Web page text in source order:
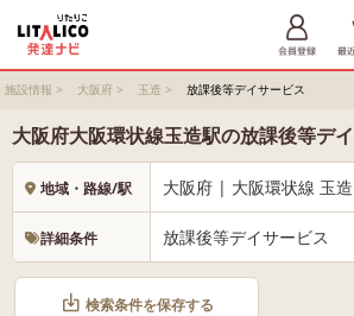
施設情報 > 大阪府 > 玉造 > 放課後等デイサービス
大阪府大阪環状線玉造駅の放課後等デ
地域・路線/駅 大阪府 | 大阪環状線 玉造
詳細条件 放課後等デイサービス
検索条件を保存する